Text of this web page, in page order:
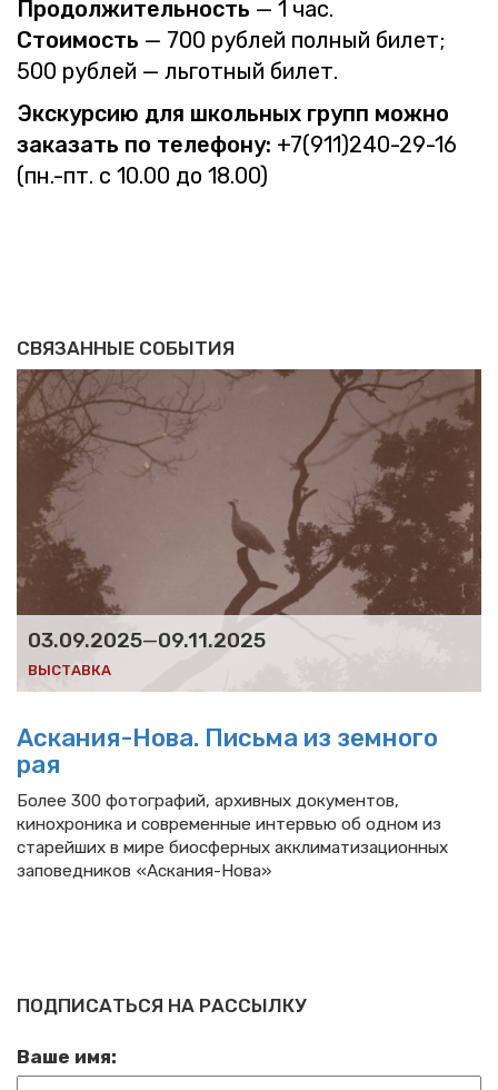
Про­дол­жи­тель­ность — 1 час.
Сто­и­мость — 700 руб­лей пол­ный билет;
500 руб­лей — льгот­ный билет.
Экс­кур­сию для школь­ных групп можно
за­ка­зать по те­ле­фо­ну: +7(911)240-29-16
(пн.-пт. с 10.00 до 18.00)
СВЯЗАННЫЕ СОБЫТИЯ
03.09.2025—09.11.2025
ВЫСТАВКА
Аскания-Нова. Письма из земного
рая
Более 300 фотографий, архивных документов,
кинохроника и современные интервью об одном из
старейших в мире биосферных акклиматизационных
заповедников «Аскания-Нова»
ПОДПИСАТЬСЯ НА РАССЫЛКУ
Ваше имя: